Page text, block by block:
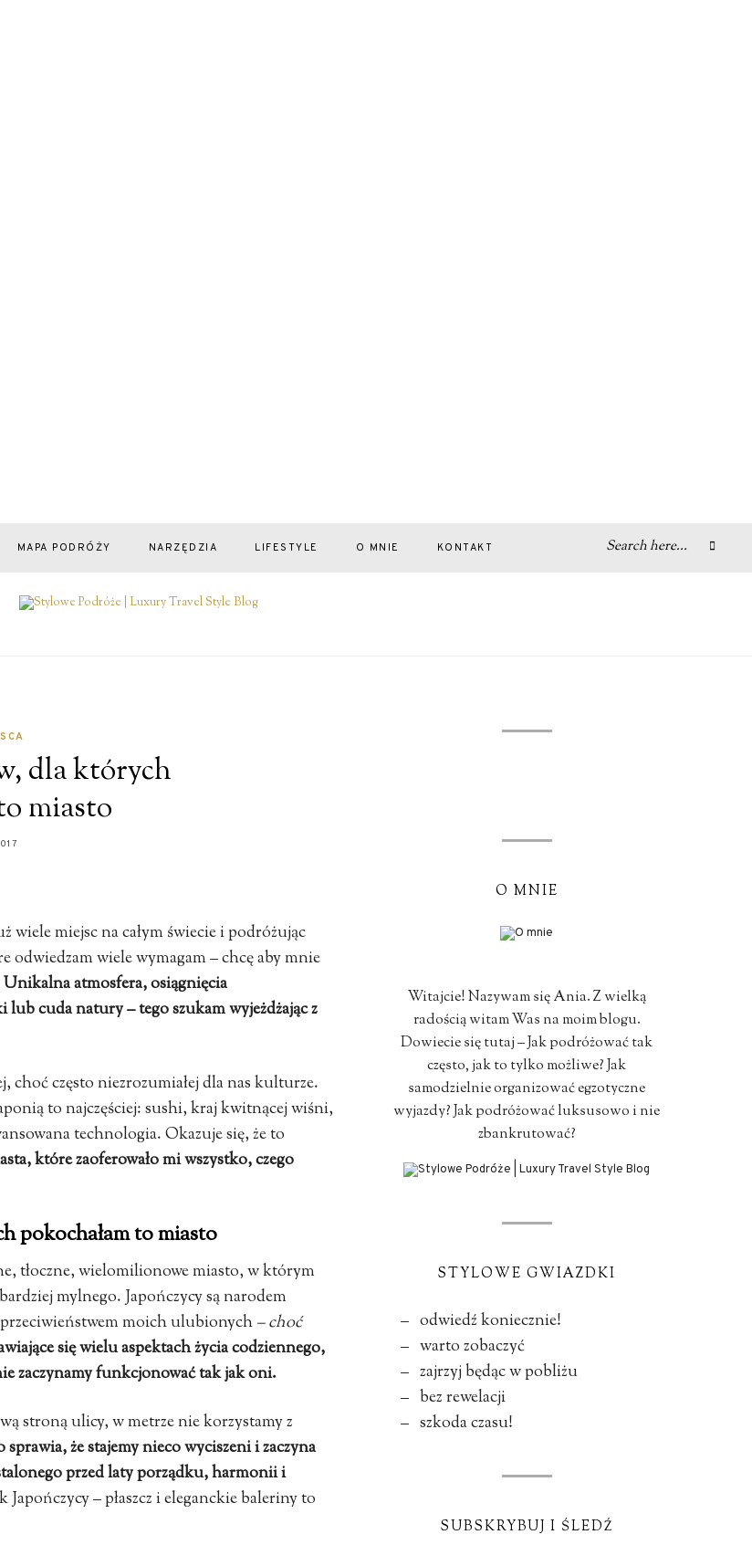
MAPA PODRÓŻY NARZĘDZIA LIFESTYLE O MNIE KONTAKT
dla których
miasto
miejsc na całym świecie i podróżując
odwiedzam wiele wymagam – chcę aby mnie
Unikalna atmosfera, osiągnięcia
cuda natury – tego szukam wyjeżdżając z
często niezrozumiałej dla nas kulturze.
to najczęściej: sushi, kraj kwitnącej wiśni,
technologia. Okazuje się, że to
które zaoferowało mi wszystko, czego
pokochałam to miasto
tłoczne, wielomilionowe miasto, w którym
mylnego. Japończycy są narodem
moich ulubionych– choć
się wielu aspektach życia codziennego,
zaczynamy funkcjonować tak jak oni.
stroną ulicy, w metrze nie korzystamy z
sprawia, że stajemy nieco wyciszeni i zaczyna
przed laty porządku, harmonii i
Japończycy – płaszcz i eleganckie baleriny to
O MNIE
Witajcie! Nazywam się Ania. Z wielką
radością witam Was na moim blogu.
Dowiecie się tutaj – Jak podróżować tak
często, jak to tylko możliwe? Jak
samodzielnie organizować egzotyczne
wyjazdy? Jak podróżować luksusowo i nie
zbankrutować?
STYLOWE GWIAZDKI
– odwiedź koniecznie!
– warto zobaczyć
– zajrzyj będąc w pobliżu
– bez rewelacji
– szkoda czasu!
SUBSKRYBUJ I ŚLEDŹ